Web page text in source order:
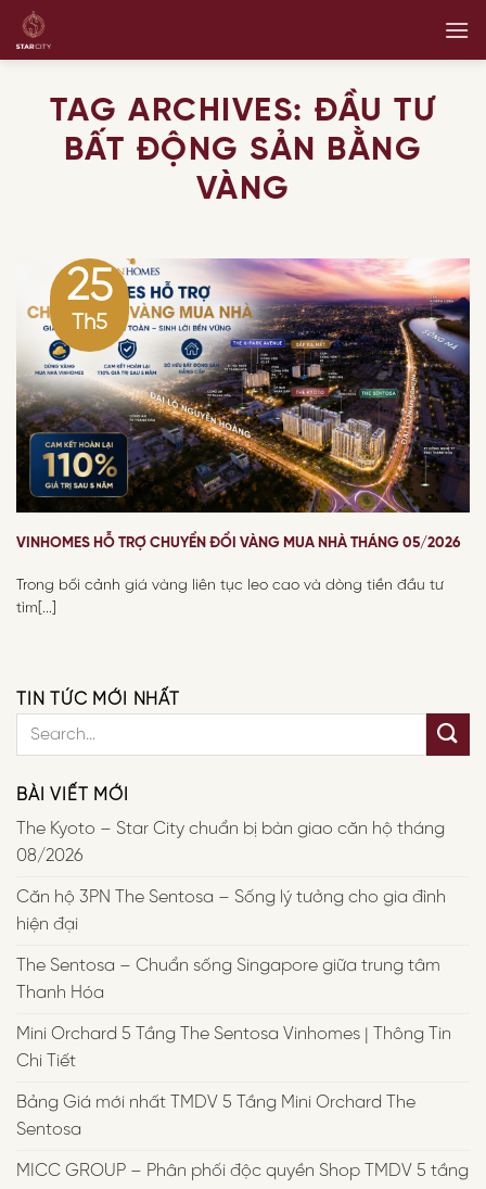
Skip
TAG ARCHIVES: ĐẦU TƯ
BẤT ĐỘNG SẢN BẰNG
VÀNG
VINHOMES HỖ TRỢ CHUYỂN ĐỔI VÀNG MUA NHÀ THÁNG 05/2026
Trong bối cảnh giá vàng liên tục leo cao và dòng tiền đầu tư
tìm[...]
25
Th5
TIN TỨC MỚI NHẤT
BÀI VIẾT MỚI
The Kyoto – Star City chuẩn bị bàn giao căn hộ tháng
08/2026
Căn hộ 3PN The Sentosa – Sống lý tưởng cho gia đình
hiện đại
The Sentosa – Chuẩn sống Singapore giữa trung tâm
Thanh Hóa
Mini Orchard 5 Tầng The Sentosa Vinhomes | Thông Tin
Chi Tiết
Bảng Giá mới nhất TMDV 5 Tầng Mini Orchard The
Sentosa
MICC GROUP – Phân phối độc quyền Shop TMDV 5 tầng